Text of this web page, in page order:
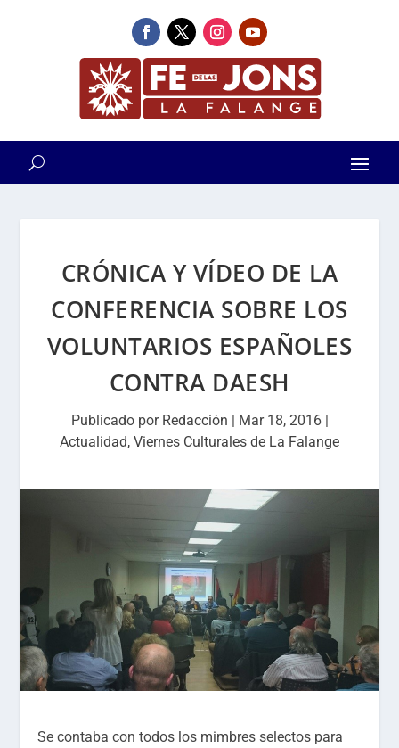
CRÓNICA Y VÍDEO DE LA
CONFERENCIA SOBRE LOS
VOLUNTARIOS ESPAÑOLES
CONTRA DAESH
Publicado por Redacción | Mar 18, 2016|
Actualidad, Viernes Culturales de La Falange
Se contaba con todos los mimbres selectos para